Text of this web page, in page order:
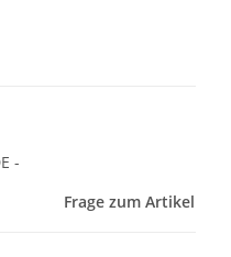
-
Frage zum Artikel